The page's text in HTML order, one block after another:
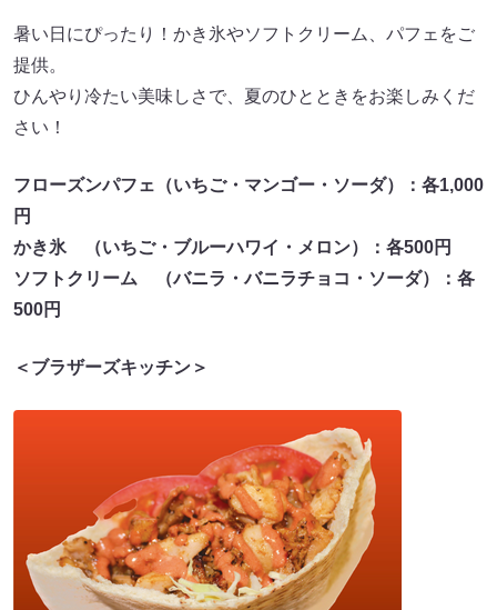
暑い日にぴったり！かき氷やソフトクリーム、パフェをご
提供。
ひんやり冷たい美味しさで、夏のひとときをお楽しみくだ
さい！
フローズンパフェ（いちご・マンゴー・ソーダ）：各1,000
円
かき氷 （いちご・ブルーハワイ・メロン）：各500円
ソフトクリーム （バニラ・バニラチョコ・ソーダ）：各
500円
＜ブラザーズキッチン＞